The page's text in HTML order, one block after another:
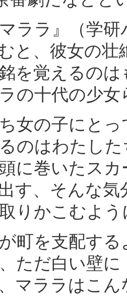
マララ』（学
と、彼女の
を覚えるの
の十代の少
ち女の子にと
のはわたし
に巻いたス
す、そんな
りかこむよ
町を支配する
ただ白い壁
マララはこ